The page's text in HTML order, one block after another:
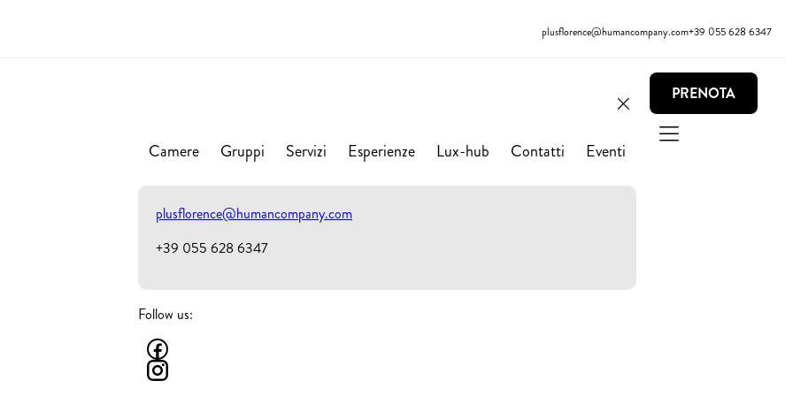
plusflorence@humancompany.com+39 055 628 6347
Camere Gruppi Servizi Esperienze Lux-hub Contatti Eventi
plusflorence@humancompany.com
+39 055 628 6347
Follow us:
PRENOTA